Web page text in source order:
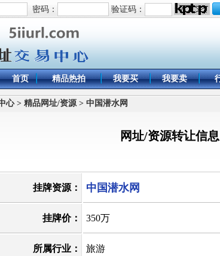
密码： 验证码：
首页 精品热拍 我要买 我要卖
心 > 精品网址/资源 > 中国潜水网
网址/资源转让信息
挂牌资源： 中国潜水网
挂牌价： 350万
所属行业： 旅游